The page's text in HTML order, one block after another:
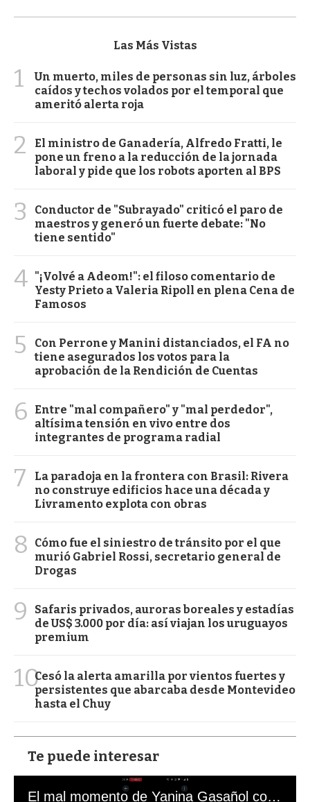
Las Más Vistas
1
Un muerto, miles de personas sin luz, árboles
caídos y techos volados por el temporal que
ameritó alerta roja
2
El ministro de Ganadería, Alfredo Fratti, le
pone un freno a la reducción de la jornada
laboral y pide que los robots aporten al BPS
3
Conductor de "Subrayado" criticó el paro de
maestros y generó un fuerte debate: "No
tiene sentido"
4 "¡Volvé a Adeom!": el filoso comentario de
Yesty Prieto a Valeria Ripoll en plena Cena de
Famosos
5
Con Perrone y Manini distanciados, el FA no
tiene asegurados los votos para la
aprobación de la Rendición de Cuentas
6
Entre "mal compañero" y "mal perdedor",
altísima tensión en vivo entre dos
integrantes de programa radial
7
La paradoja en la frontera con Brasil: Rivera
no construye edificios hace una década y
Livramento explota con obras
8
Cómo fue el siniestro de tránsito por el que
murió Gabriel Rossi, secretario general de
Drogas
9
Safaris privados, auroras boreales y estadías
de US$ 3.000 por día: así viajan los uruguayos
premium
10Cesó la alerta amarilla por vientos fuertes y
persistentes que abarcaba desde Montevideo
hasta el Chuy
Te puede interesar
El mal momento de Yanina Gasañol con un hincha argentino en "Subrayado"